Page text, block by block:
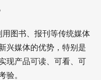
图书、报刊等传统媒体
兴媒体的优势，特别是
现产品可读、可看、可
验。